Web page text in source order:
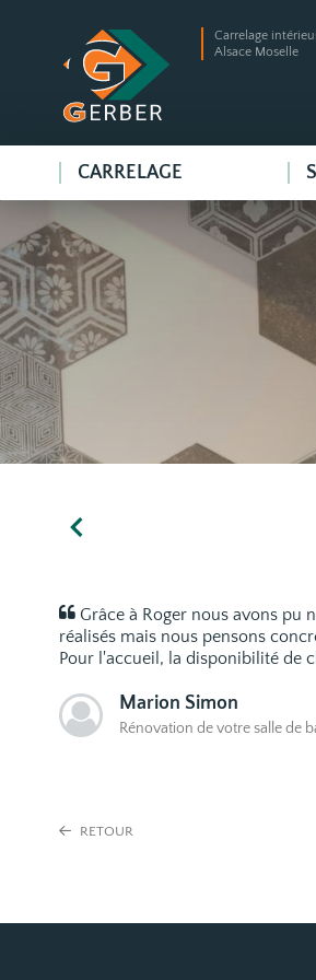
Carrelage
Alsace Moselle
CARRELAGE
Grâce à Roger nous avons pu
réalisés mais nous pensons
Pour l'accueil, la disponibilité de
Marion Simon
Rénovation de votre salle de
RETOUR